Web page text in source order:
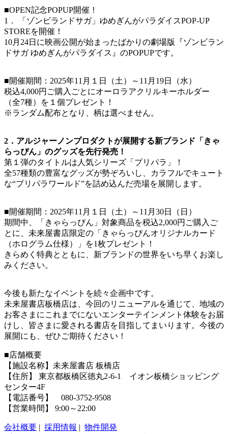
■OPEN記念POPUP開催！
1． 「ゾンビランドサガ」ゆめぎんがパラダイスPOP-UP
STOREを開催！
10月24日に映画公開が始まったばかりの劇場版『ゾンビラン
ドサガ ゆめぎんがパラダイス』のPOPUPです。
■開催期間：2025年11月１日（土）～11月19日（水）
税込4,000円ご購入ごとにオーロラアクリルキーホルダー
（全7種）を１個プレゼント！
※ランダム配布となり、柄は選べません。
2．アルジャーノンプロダクトが展開する新ブランド「きゃ
らっぴん」のグッズを先行発売！
第１弾のタイトルは人気シリーズ「プリパラ」！
全57種類の豊富なグッズが勢ぞろいし、カラフルでキュート
な“プリパラワールド”を詰め込んだ売場を展開します。
■開催期間：2025年11月１日（土）～11月30日（日）
期間中、「きゃらっぴん」対象商品を税込2,000円ご購入ご
とに、未来屋書店限定の「きゃらっぴんオリジナルカード
（ホログラム仕様）」を1枚プレゼント！
きらめく特典とともに、新ブランドの世界をいち早くお楽し
みください。
今後も新たなイベントを続々企画中です。
未来屋書店板橋店は、今回のリニューアルを通じて、地域の
お客さまにこれまでにないエンターテインメント体験をお届
けし、皆さまに愛される書店を目指してまいります。今後の
展開にも、ぜひご期待ください！
■店舗概要
【施設名称】未来屋書店 板橋店
【住所】 東京都板橋区徳丸2-6-1 イオン板橋ショッピング
センター4F
【電話番号】 080-3752-9508
【営業時間】 9:00～22:00
会社概要 | 採用情報 | 物件開発